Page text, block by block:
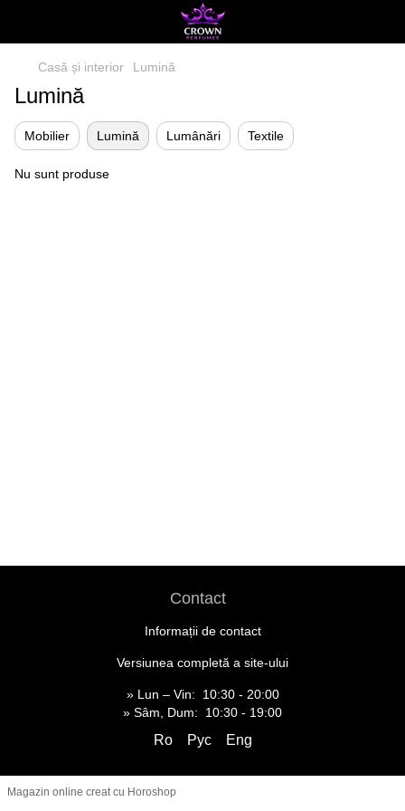
Casă și interior Lumină
Lumină
Mobilier Lumină Lumânări Textile
Nu sunt produse
Contact
Informații de contact
Versiunea completă a site-ului
» Lun – Vin: 10:30 - 20:00
» Sâm, Dum: 10:30 - 19:00
Ro Рус Eng
Magazin online creat cu Horoshop